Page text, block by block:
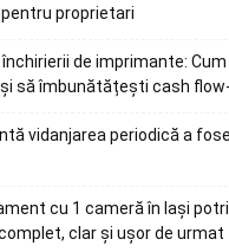
proprietari
de imprimante:
să îmbunătățești cash
vidanjarea periodică a
cu 1 cameră în Iași
clar și ușor de urmat